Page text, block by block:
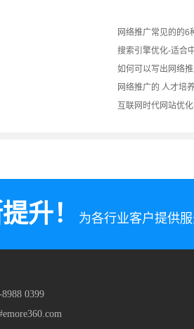
网络推广常见的的6
搜索引擎优化-适合
如何可以写出网络
网络推广的 人才培
互联网时代网站优
升！ 为各行业客户提供
0399